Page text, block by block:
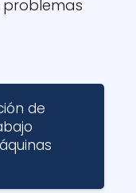
problemas
de